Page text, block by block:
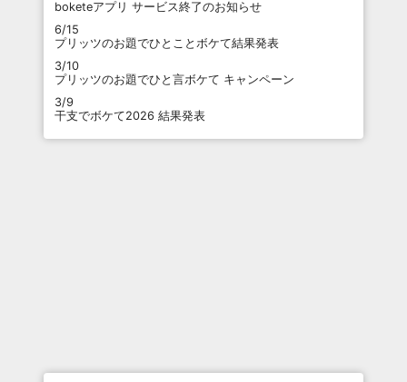
boketeアプリ サービス終了のお知らせ
6/15
プリッツのお題でひとことボケて結果発表
3/10
プリッツのお題でひと言ボケて キャンペーン
3/9
干支でボケて2026 結果発表